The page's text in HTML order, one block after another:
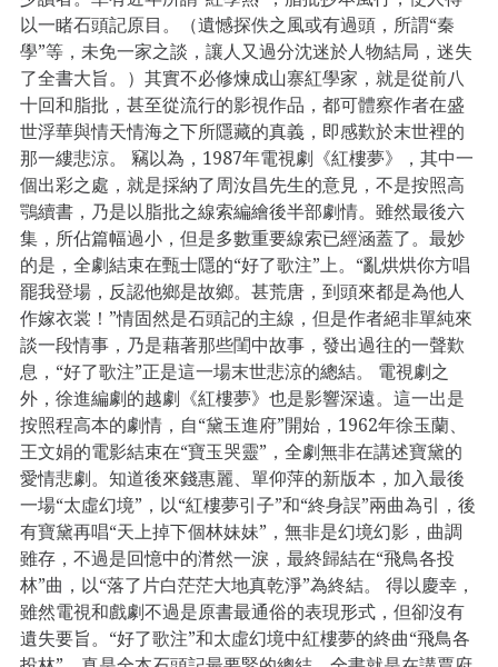
以一睹石頭記原目。（遺憾探佚之風或有過頭，所謂“秦
學”等，未免一家之談，讓人又過分沈迷於人物結局，迷失
了全書大旨。）其實不必修煉成山寨紅學家，就是從前八
十回和脂批，甚至從流行的影視作品，都可體察作者在盛
世浮華與情天情海之下所隱藏的真義，即感歎於末世裡的
那一縷悲涼。 竊以為，1987年電視劇《紅樓夢》，其中一
個出彩之處，就是採納了周汝昌先生的意見，不是按照高
鶚續書，乃是以脂批之線索編繪後半部劇情。雖然最後六
集，所佔篇幅過小，但是多數重要線索已經涵蓋了。最妙
的是，全劇結束在甄士隱的“好了歌注”上。“亂烘烘你方唱
罷我登場，反認他鄉是故鄉。甚荒唐，到頭來都是為他人
作嫁衣裳！”情固然是石頭記的主線，但是作者絕非單純來
談一段情事，乃是藉著那些閨中故事，發出過往的一聲歎
息，“好了歌注”正是這一場末世悲涼的總結。 電視劇之
外，徐進編劇的越劇《紅樓夢》也是影響深遠。這一出是
按照程高本的劇情，自“黛玉進府”開始，1962年徐玉蘭、
王文娟的電影結束在“寶玉哭靈”，全劇無非在講述寶黛的
愛情悲劇。知道後來錢惠麗、單仰萍的新版本，加入最後
一場“太虛幻境”，以“紅樓夢引子”和“終身誤”兩曲為引，後
有寶黛再唱“天上掉下個林妹妹”，無非是幻境幻影，曲調
雖存，不過是回憶中的潸然一淚，最終歸結在“飛鳥各投
林”曲，以“落了片白茫茫大地真乾淨”為終結。 得以慶幸，
雖然電視和戲劇不過是原書最通俗的表現形式，但卻沒有
遺失要旨。“好了歌注”和太虛幻境中紅樓夢的終曲“飛鳥各